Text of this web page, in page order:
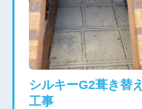
シルキーG2葺き替え
工事